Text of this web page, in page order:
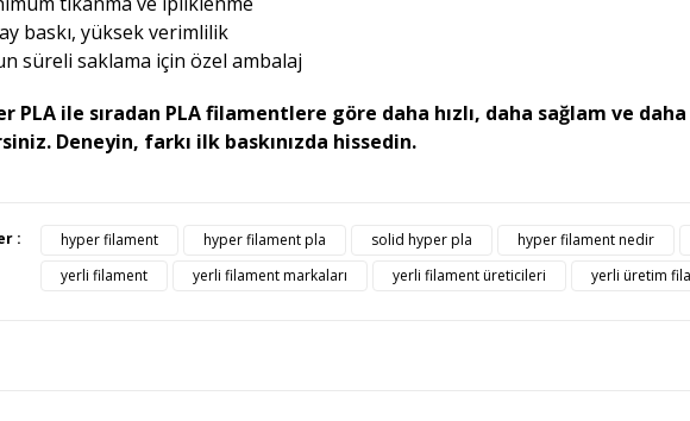
baskı, yüksek verimlilik
süreli saklama için özel ambalaj
PLA ile sıradan PLA filamentlere göre daha hızlı, daha sağlam ve
Deneyin, farkı ilk baskınızda hissedin.
Bu ürüne ilk yorumu siz yapın!
fiyat bilgisi, resim, ürün açıklamalarında ve diğer konularda yetersiz gördüğünüz
ve önerileriniz için teşekkür ederiz.
: hyper filament hyper filament pla solid hyper pla hyper filament nedir
yerli filament
yerli filament markaları yerli filament üreticileri yerli üretim